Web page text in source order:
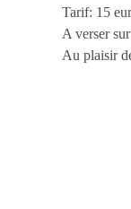
Tarif: 15
A verser
Au plaisir